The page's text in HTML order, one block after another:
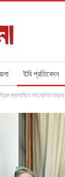
ইবি প্রতিবেদন
জ্বালানিতে সহযোগিতা বাড়ছে